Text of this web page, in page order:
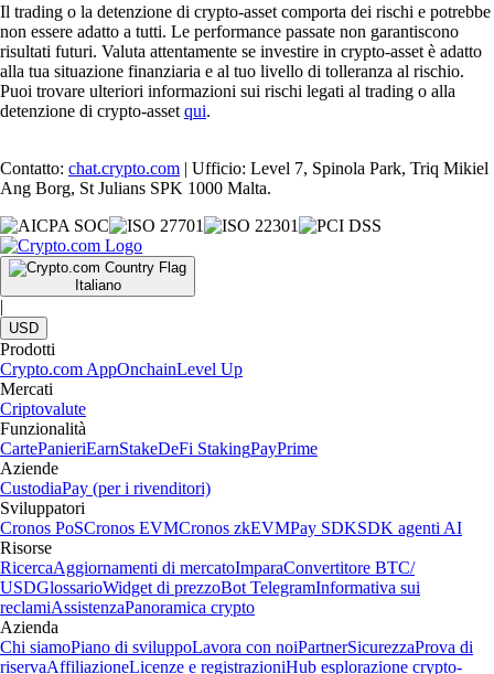
Il trading o la detenzione di crypto-asset comporta dei rischi e potrebbe
non essere adatto a tutti. Le performance passate non garantiscono
risultati futuri. Valuta attentamente se investire in crypto-asset è adatto
alla tua situazione finanziaria e al tuo livello di tolleranza al rischio.
Puoi trovare ulteriori informazioni sui rischi legati al trading o alla
detenzione di crypto-asset qui.
Contatto: chat.crypto.com | Ufficio: Level 7, Spinola Park, Triq Mikiel
Ang Borg, St Julians SPK 1000 Malta.
Italiano
|
USD
Prodotti
Crypto.com AppOnchainLevel Up
Mercati
Criptovalute
Funzionalità
CartePanieriEarnStakeDeFi StakingPayPrime
Aziende
CustodiaPay (per i rivenditori)
Sviluppatori
Cronos PoSCronos EVMCronos zkEVMPay SDKSDK agenti AI
Risorse
RicercaAggiornamenti di mercatoImparaConvertitore BTC/
USDGlossarioWidget di prezzoBot TelegramInformativa sui
reclamiAssistenzaPanoramica crypto
Azienda
Chi siamoPiano di sviluppoLavora con noiPartnerSicurezzaProva di
riservaAffiliazioneLicenze e registrazioniHub esplorazione crypto-